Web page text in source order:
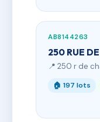
AB8144263
250 RUE
📍 250 r de
🏠 197 lots